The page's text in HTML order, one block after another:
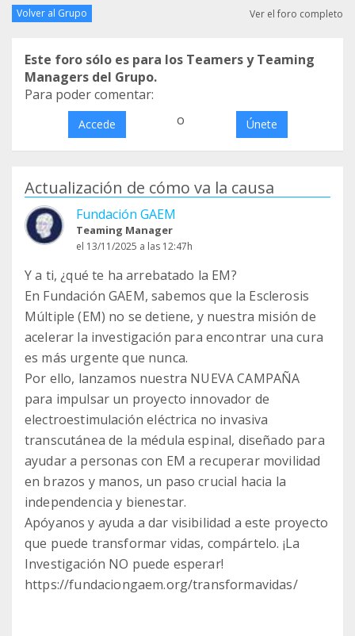
Volver al Grupo Ver el foro completo
Este foro sólo es para los Teamers y Teaming
Managers del Grupo.
Para poder comentar:
Accede o Únete
Actualización de cómo va la causa
Fundación GAEM
Teaming Manager
el 13/11/2025 a las 12:47h
Y a ti, ¿qué te ha arrebatado la EM?
En Fundación GAEM, sabemos que la Esclerosis
Múltiple (EM) no se detiene, y nuestra misión de
acelerar la investigación para encontrar una cura
es más urgente que nunca.
Por ello, lanzamos nuestra NUEVA CAMPAÑA
para impulsar un proyecto innovador de
electroestimulación eléctrica no invasiva
transcutánea de la médula espinal, diseñado para
ayudar a personas con EM a recuperar movilidad
en brazos y manos, un paso crucial hacia la
independencia y bienestar.
Apóyanos y ayuda a dar visibilidad a este proyecto
que puede transformar vidas, compártelo. ¡La
Investigación NO puede esperar!
https://fundaciongaem.org/transformavidas/